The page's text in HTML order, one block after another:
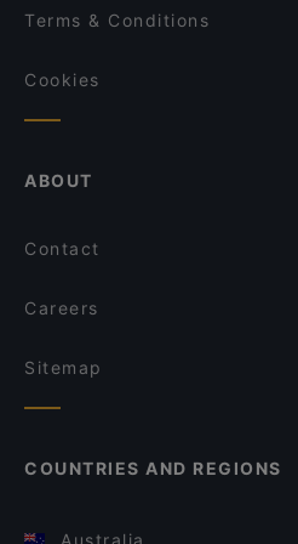
Terms & Conditions
Cookies
ABOUT
Contact
Careers
Sitemap
COUNTRIES AND REGIONS
Australia